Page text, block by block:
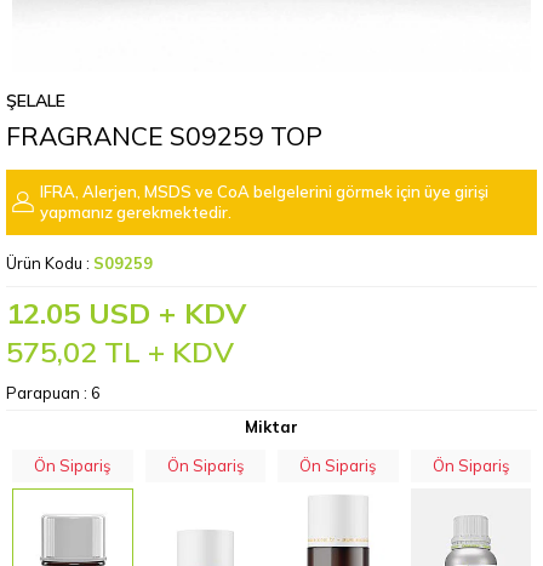
ŞELALE
FRAGRANCE S09259 TOP
IFRA, Alerjen, MSDS ve CoA belgelerini görmek için üye girişi
yapmanız gerekmektedir.
Ürün Kodu : S09259
12.05 USD + KDV
575,02 TL + KDV
Parapuan : 6
Miktar
Ön Sipariş
Ön Sipariş Ön Sipariş Ön Sipariş